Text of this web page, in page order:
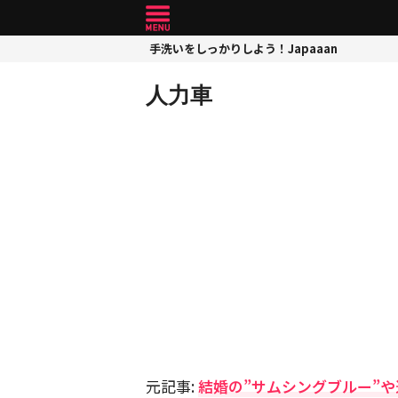
手洗いをしっかりしよう！Japaaan
人力車
元記事:結婚の”サムシングブルー”